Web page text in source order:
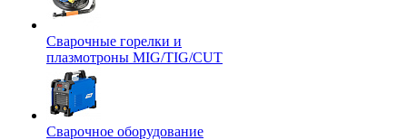
Сварочные горелки и
плазмотроны MIG/TIG/CUT
Сварочное оборудование